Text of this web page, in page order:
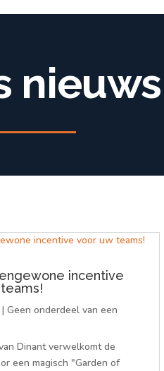
nieuws
incentive
|Geen onderdeel van een
Dinant verwelkomt de
een magisch "Garden of